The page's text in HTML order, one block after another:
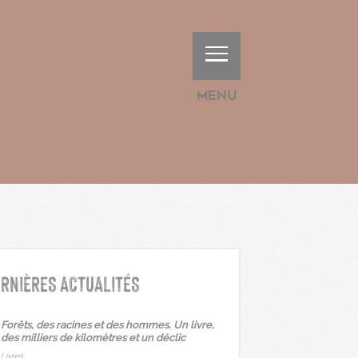
Menu
ACTUALITÉS
Forêts, des racines et des hommes. Un livre,
des milliers de kilomètres et un déclic
Livres